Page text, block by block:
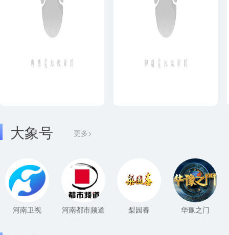
大象号 更多>
河南卫视 河南都市频道 梨园春 华豫之门